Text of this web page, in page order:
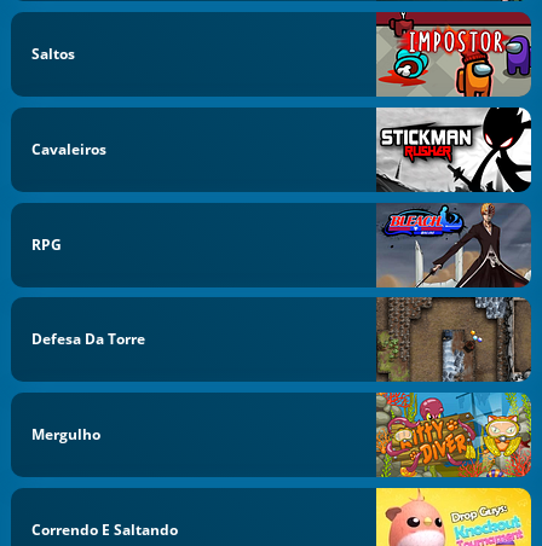
Saltos
Cavaleiros
RPG
Defesa Da Torre
Mergulho
Correndo E Saltando